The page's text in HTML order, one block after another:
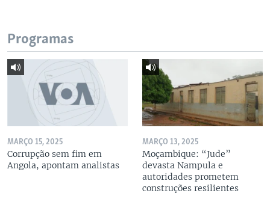
Programas
MARÇO 15, 2025
Corrupção sem fim em
Angola, apontam analistas
MARÇO 13, 2025
Moçambique: “Jude”
devasta Nampula e
autoridades prometem
construções resilientes